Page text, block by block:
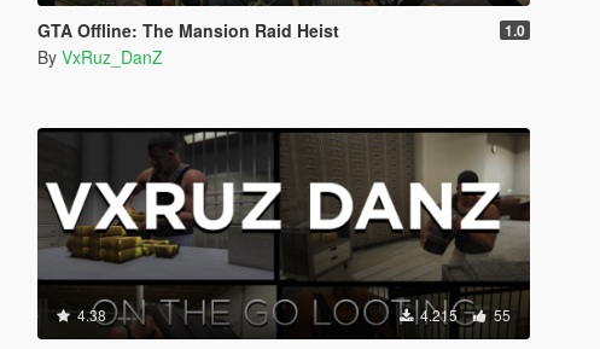
GTA Offline: The Mansion Raid Heist 1.0
By VxRuz_DanZ
4.38 4.215 55